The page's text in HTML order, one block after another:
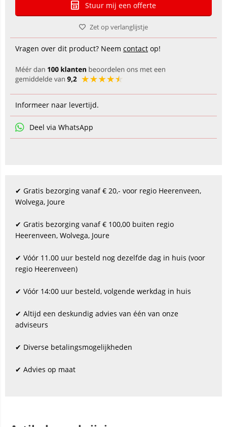
Stuur mij een offerte
Zet op verlanglijstje
Vragen over dit product? Neem contact op!
Informeer naar levertijd.
Deel via WhatsApp
✔ Gratis bezorging vanaf € 20,- voor regio Heerenveen,
Wolvega, Joure
✔ Gratis bezorging vanaf € 100,00 buiten regio
Heerenveen, Wolvega, Joure
✔ Vóór 11.00 uur besteld nog dezelfde dag in huis (voor
regio Heerenveen)
✔ Vóór 14:00 uur besteld, volgende werkdag in huis
✔ Altijd een deskundig advies van één van onze
adviseurs
✔ Diverse betalingsmogelijkheden
✔ Advies op maat